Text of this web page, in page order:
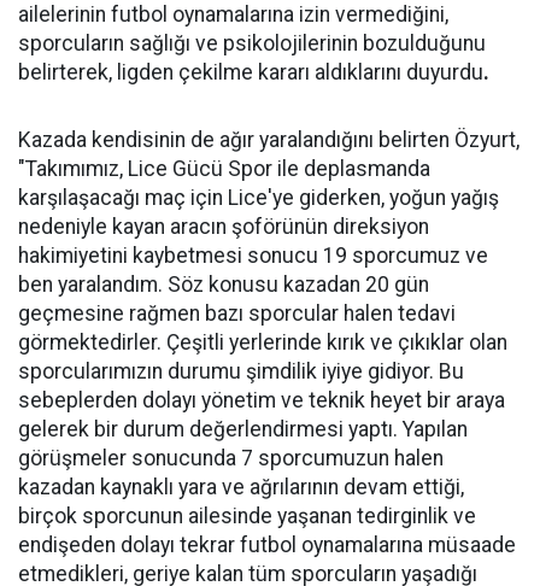
ailelerinin futbol oynamalarına izin vermediğini,
sporcuların sağlığı ve psikolojilerinin bozulduğunu
belirterek, ligden çekilme kararı aldıklarını duyurdu.
Kazada kendisinin de ağır yaralandığını belirten Özyurt,
"Takımımız, Lice Gücü Spor ile deplasmanda
karşılaşacağı maç için Lice'ye giderken, yoğun yağış
nedeniyle kayan aracın şoförünün direksiyon
hakimiyetini kaybetmesi sonucu 19 sporcumuz ve
ben yaralandım. Söz konusu kazadan 20 gün
geçmesine rağmen bazı sporcular halen tedavi
görmektedirler. Çeşitli yerlerinde kırık ve çıkıklar olan
sporcularımızın durumu şimdilik iyiye gidiyor. Bu
sebeplerden dolayı yönetim ve teknik heyet bir araya
gelerek bir durum değerlendirmesi yaptı. Yapılan
görüşmeler sonucunda 7 sporcumuzun halen
kazadan kaynaklı yara ve ağrılarının devam ettiği,
birçok sporcunun ailesinde yaşanan tedirginlik ve
endişeden dolayı tekrar futbol oynamalarına müsaade
etmedikleri, geriye kalan tüm sporcuların yaşadığı